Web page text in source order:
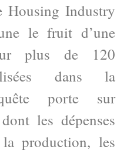
Housing Industry
le fruit d’une
plus de 120
dans la
porte sur
les dépenses
la production, les